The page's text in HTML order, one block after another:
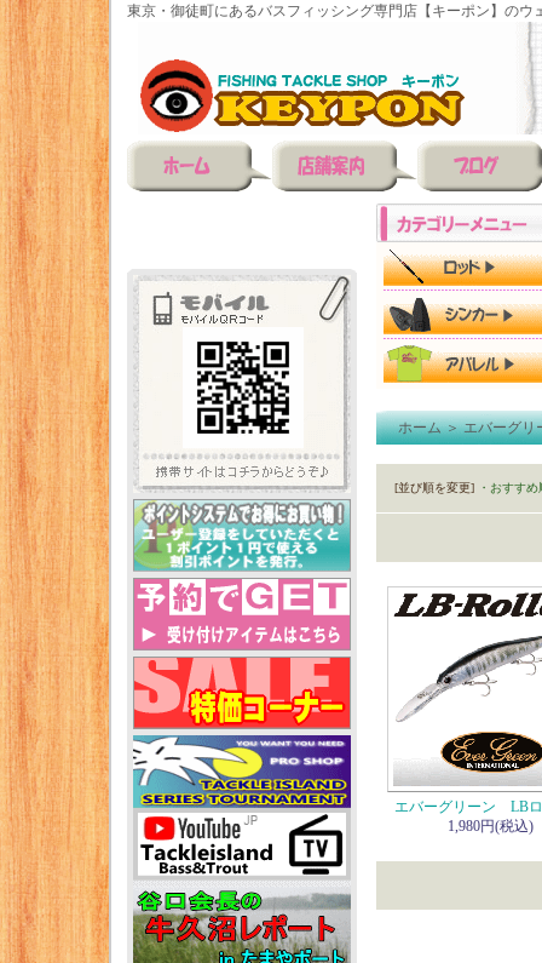
東京・御徒町にあるバスフィッシング専門店【キーポン】のウ
ホーム＞エバーグリ
[並び順を変更] ・おすすめ
エバーグリーン LB
1,980円(税込)